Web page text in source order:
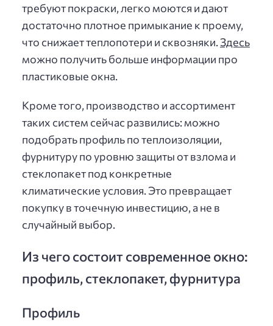
требуют покраски, легко моются и дают
достаточно плотное примыкание к проему,
что снижает теплопотери и сквозняки.Здесь
можно получить больше информации про
пластиковые окна.
Кроме того, производство и ассортимент
таких систем сейчас развились: можно
подобрать профиль по теплоизоляции,
фурнитуру по уровню защиты от взлома и
стеклопакет под конкретные
климатические условия. Это превращает
покупку в точечную инвестицию, а не в
случайный выбор.
Из чего состоит современное окно:
профиль, стеклопакет, фурнитура
Профиль